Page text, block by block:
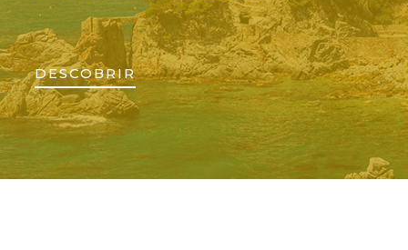
DESCOBRIR